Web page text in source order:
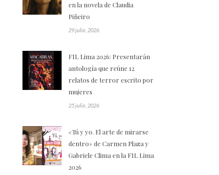
en la novela de Claudia
Piñeiro
29 julio, 2026
FIL Lima 2026: Presentarán
antología que reúne 12
relatos de terror escrito por
mujeres
25 julio, 2026
«Tú y yo. El arte de mirarse
dentro» de Carmen Plaza y
Gabriele Clima en la FIL Lima
2026